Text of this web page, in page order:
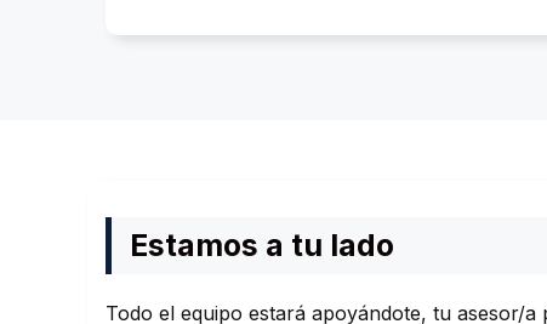
Estamos a tu lado
Todo el equipo estará apoyándote, tu asesor/